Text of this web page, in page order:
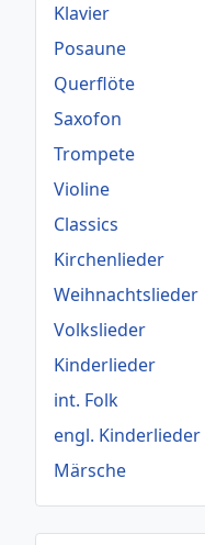
Klavier
Posaune
Querflöte
Saxofon
Trompete
Violine
Classics
Kirchenlieder
Weihnachtslieder
Volkslieder
Kinderlieder
int. Folk
engl. Kinderlieder
Märsche